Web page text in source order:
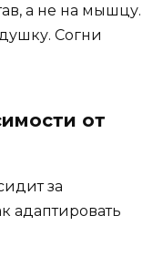
а не на мышцу.
Согни
от
за
адаптировать